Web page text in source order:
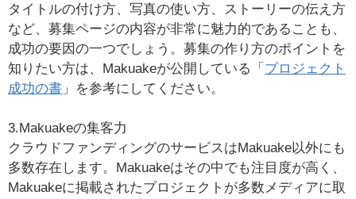
タイトルの付け方、写真の使い方、ストーリーの伝え方
など、募集ページの内容が非常に魅力的であることも、
成功の要因の一つでしょう。募集の作り方のポイントを
知りたい方は、Makuakeが公開している「 プロジェクト
成功の書 」を参考にしてください。
3.Makuakeの集客力
クラウドファンディングのサービスはMakuake以外にも
多数存在します。Makuakeはその中でも注目度が高く、
Makuakeに掲載されたプロジェクトが多数メディアに取